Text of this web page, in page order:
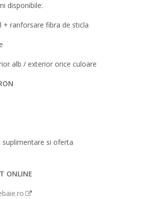
disponibile:
+ ranforsare fibra de sticla
alb / exterior orice culoare
suplimentare si oferta
ONLINE